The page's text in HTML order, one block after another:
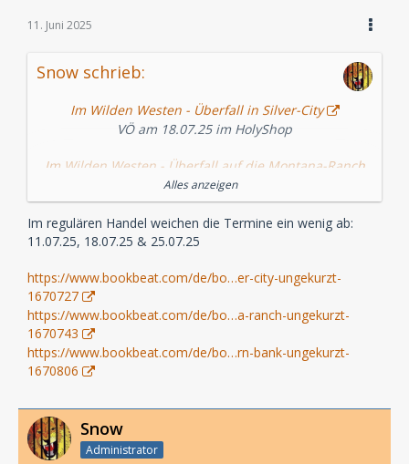
11. Juni 2025
Snow schrieb:
Im Wilden Westen - Überfall in Silver-City
VÖ am 18.07.25 im HolyShop
Im Wilden Westen - Überfall auf die Montana-Ranch
VÖ am 25.07.25 im HolyShop
Im Wilden Westen - Überfall auf die Western-Bank
Alles anzeigen
Im regulären Handel weichen die Termine ein wenig ab:
11.07.25, 18.07.25 & 25.07.25
https://www.bookbeat.com/de/bo…er-city-ungekurzt-
1670727
https://www.bookbeat.com/de/bo…a-ranch-ungekurzt-
1670743
https://www.bookbeat.com/de/bo…rn-bank-ungekurzt-
1670806
Snow
Administrator